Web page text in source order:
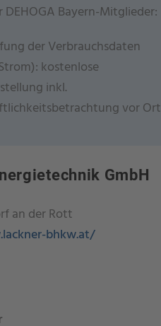
DEHOGA Bayern-Mitglieder:
der Verbrauchsdaten
kostenlose
inkl.
vor Ort
GmbH
an der Rott
bhkw.at/